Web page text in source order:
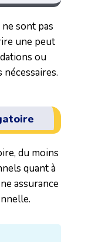
sont pas
une peut
ou
du moins
quant à
assurance